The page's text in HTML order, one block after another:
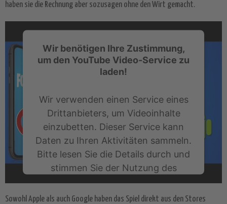
haben sie die Rechnung aber sozusagen ohne den Wirt gemacht.
Wir benötigen Ihre Zustimmung,
um den YouTube Video-Service zu
laden!
Wir verwenden einen Service eines
Drittanbieters, um Videoinhalte
einzubetten. Dieser Service kann
Daten zu Ihren Aktivitäten sammeln.
Bitte lesen Sie die Details durch und
stimmen Sie der Nutzung des
Service zu, um dieses Video
anzusehen.
Sowohl Apple als auch Google haben das Spiel direkt aus den Stores